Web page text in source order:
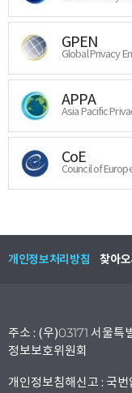
GPEN
Global Privacy
APPA
Asia Pacific
CoE
Council of
개인정보처리방침 찾아
주소 : (우)03171 서울특
정보보호위원회
개인정보침해신고 : 국번